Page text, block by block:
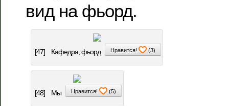
вид на фьорд.
[47] Кафедра, фьорд Нравится! (3)
[48] Мы Нравится! (5)